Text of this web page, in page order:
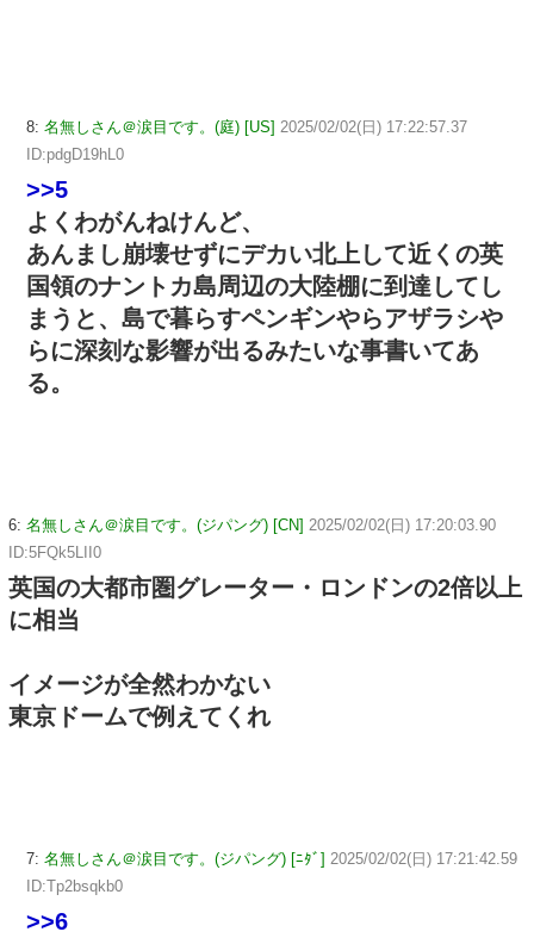
8: 名無しさん＠涙目です。(庭) [US] 2025/02/02(日) 17:22:57.37
ID:pdgD19hL0
>>5
よくわがんねけんど、
あんまし崩壊せずにデカい北上して近くの英
国領のナントカ島周辺の大陸棚に到達してし
まうと、島で暮らすペンギンやらアザラシや
らに深刻な影響が出るみたいな事書いてあ
る。
6: 名無しさん＠涙目です。(ジパング) [CN] 2025/02/02(日) 17:20:03.90
ID:5FQk5LII0
英国の大都市圏グレーター・ロンドンの2倍以上
に相当
イメージが全然わかない
東京ドームで例えてくれ
7: 名無しさん＠涙目です。(ジパング) [ﾆﾀﾞ] 2025/02/02(日) 17:21:42.59
ID:Tp2bsqkb0
>>6